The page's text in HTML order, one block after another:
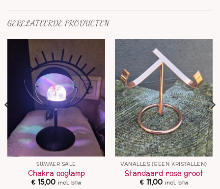
GERELATEERDE PRODUCTEN
SUMMER SALE
Chakra ooglamp
€ 15,00 incl. btw
VANALLES (GEEN KRISTALLEN)
Standaard rose groot
€11,00 incl. btw